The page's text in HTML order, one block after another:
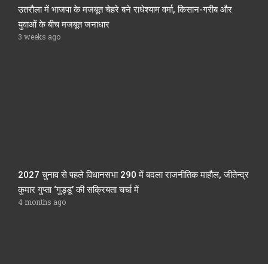
उतरौला में भाजपा के मजबूत चेहरे बने राधेश्याम वर्मा, किसान-गरीब और
युवाओं के बीच मजबूत जनाधार
3 weeks ago
2027 चुनाव से पहले विधानसभा 290 में बदला राजनीतिक माहौल, जीतेन्द्र
कुमार गुप्ता ‘गुड्डू’ की सक्रियता चर्चा में
4 months ago